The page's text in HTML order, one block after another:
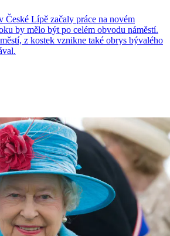
České Lípě začaly práce na novém
by mělo být po celém obvodu náměstí.
z kostek vznikne také obrys bývalého